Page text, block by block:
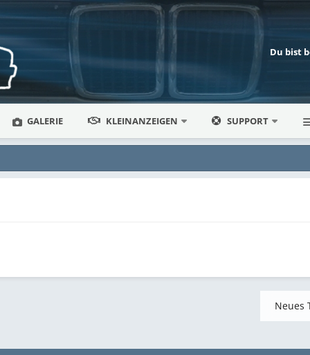
Du bist
GALERIE KLEINANZEIGEN SUPPORT
Neues